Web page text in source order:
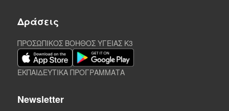
Δράσεις
ΠΡΟΣΩΠΙΚΟΣ ΒΟΗΘΟΣ ΥΓΕΙΑΣ K3
ΕΚΠΑΙΔΕΥΤΙΚΑ ΠΡΟΓΡΑΜΜΑΤΑ
Newsletter